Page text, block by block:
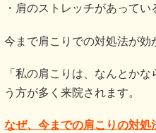
・肩のストレッチがあってい
今まで肩こりでの対処法が効
「私の肩こりは、なんとか
う方が多く来院されます。
なぜ、今までの肩こりの対処